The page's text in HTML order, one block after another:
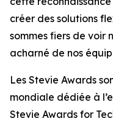
créer des solutions
sommes fiers de voir
acharné de nos
Les Stevie Awards
mondiale dédiée à
Stevie Awards for